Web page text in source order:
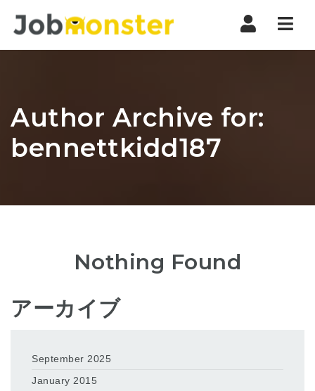
Author Archive for:
bennettkidd187
Nothing Found
アーカイブ
September 2025
January 2015